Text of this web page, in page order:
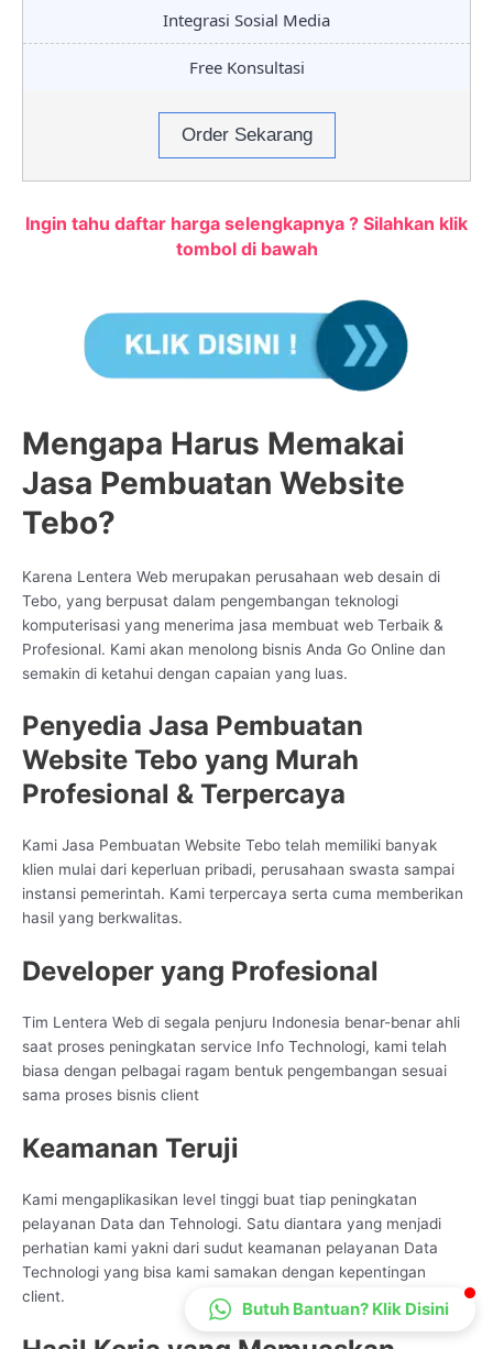
Integrasi Sosial Media
Free Konsultasi
Order Sekarang
Ingin tahu daftar harga selengkapnya ? Silahkan klik
tombol di bawah
Mengapa Harus Memakai
Jasa Pembuatan Website
Tebo?
Karena Lentera Web merupakan perusahaan web desain di
Tebo, yang berpusat dalam pengembangan teknologi
komputerisasi yang menerima jasa membuat web Terbaik &
Profesional. Kami akan menolong bisnis Anda Go Online dan
semakin di ketahui dengan capaian yang luas.
Penyedia Jasa Pembuatan
Website Tebo yang Murah
Profesional & Terpercaya
Kami Jasa Pembuatan Website Tebo telah memiliki banyak
klien mulai dari keperluan pribadi, perusahaan swasta sampai
instansi pemerintah. Kami terpercaya serta cuma memberikan
hasil yang berkwalitas.
Developer yang Profesional
Tim Lentera Web di segala penjuru Indonesia benar-benar ahli
saat proses peningkatan service Info Technologi, kami telah
biasa dengan pelbagai ragam bentuk pengembangan sesuai
sama proses bisnis client
Keamanan Teruji
Kami mengaplikasikan level tinggi buat tiap peningkatan
pelayanan Data dan Tehnologi. Satu diantara yang menjadi
perhatian kami yakni dari sudut keamanan pelayanan Data
Technologi yang bisa kami samakan dengan kepentingan
client.
CS Lenteraweb
Butuh Bantuan? Klik Disini